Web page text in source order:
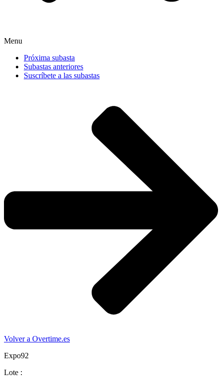
Menu
Próxima subasta
Subastas anteriores
Suscríbete a las subastas
Volver a Overtime.es
Expo92
Lote :